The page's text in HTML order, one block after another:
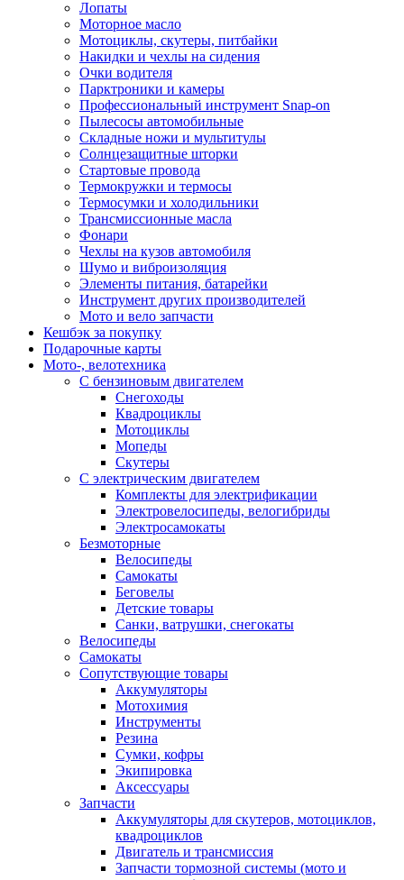
Лопаты
Моторное масло
Мотоциклы, скутеры, питбайки
Накидки и чехлы на сидения
Очки водителя
Парктроники и камеры
Профессиональный инструмент Snap-on
Пылесосы автомобильные
Складные ножи и мультитулы
Солнцезащитные шторки
Стартовые провода
Термокружки и термосы
Термосумки и холодильники
Трансмиссионные масла
Фонари
Чехлы на кузов автомобиля
Шумо и виброизоляция
Элементы питания, батарейки
Инструмент других производителей
Мото и вело запчасти
Кешбэк за покупку
Подарочные карты
Мото-, велотехника
С бензиновым двигателем
Снегоходы
Квадроциклы
Мотоциклы
Мопеды
Скутеры
С электрическим двигателем
Комплекты для электрификации
Электровелосипеды, велогибриды
Электросамокаты
Безмоторные
Велосипеды
Самокаты
Беговелы
Детские товары
Санки, ватрушки, снегокаты
Велосипеды
Самокаты
Сопутствующие товары
Аккумуляторы
Мотохимия
Инструменты
Резина
Сумки, кофры
Экипировка
Аксессуары
Запчасти
Аккумуляторы для скутеров, мотоциклов,
квадроциклов
Двигатель и трансмиссия
Запчасти тормозной системы (мото и